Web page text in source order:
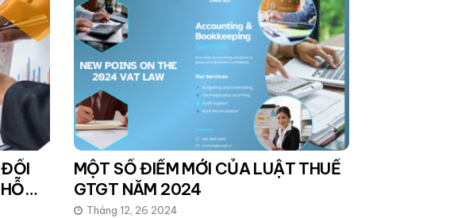
MỘT SỐ ĐIỂM MỚI CỦA LUẬT THUẾ
GTGT NĂM 2024
Tháng 12, 26 2024